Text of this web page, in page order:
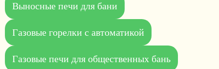
Выносные печи для бани
Газовые горелки с автоматикой
Газовые печи для общественных бань